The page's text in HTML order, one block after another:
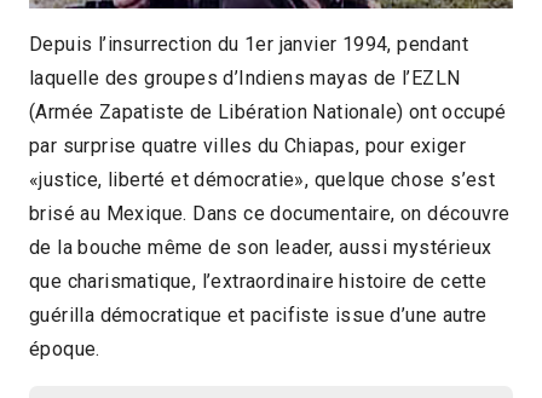
Tessa Brisac Carmen Castillo France
1995
1h03
2016 > Focus: Figures d'Amérique latine
Depuis l’insurrection du 1er janvier 1994, pendant
laquelle des groupes d’Indiens mayas de l’EZLN
(Armée Zapatiste de Libération Nationale) ont occupé
par surprise quatre villes du Chiapas, pour exiger
«justice, liberté et démocratie», quelque chose s’est
brisé au Mexique. Dans ce documentaire, on découvre
de la bouche même de son leader, aussi mystérieux
que charismatique, l’extraordinaire histoire de cette
guérilla démocratique et pacifiste issue d’une autre
époque.